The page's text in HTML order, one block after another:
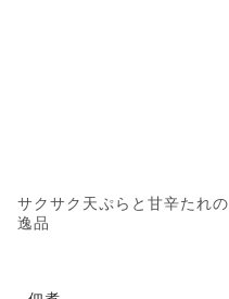
サクサク天ぷらと甘辛たれの
逸品